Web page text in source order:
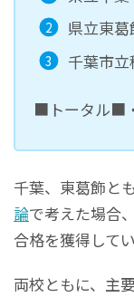
県立東
千葉市
■トータル■
千葉、東葛飾と
論で考えた場合
合格を獲得して
両校ともに、主